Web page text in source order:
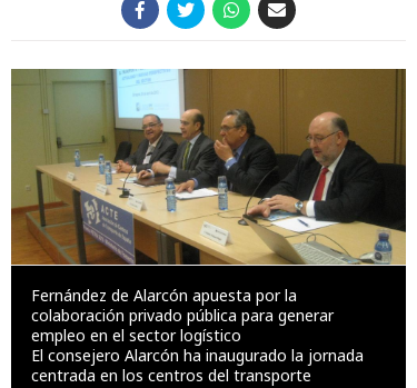
Fernández de Alarcón apuesta por la
colaboración privado pública para generar
empleo en el sector logístico
El consejero Alarcón ha inaugurado la jornada
centrada en los centros del transporte